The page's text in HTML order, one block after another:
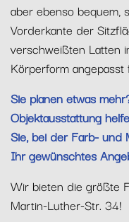
aber ebenso bequem,
Vorderkante der
verschweißten Latten
Körperform
Sie planen etwas
Objektausstattung
Sie, bei der Farb- und
Ihr gewünschtes
Wir bieten die größte
Martin-Luther-Str. 34!